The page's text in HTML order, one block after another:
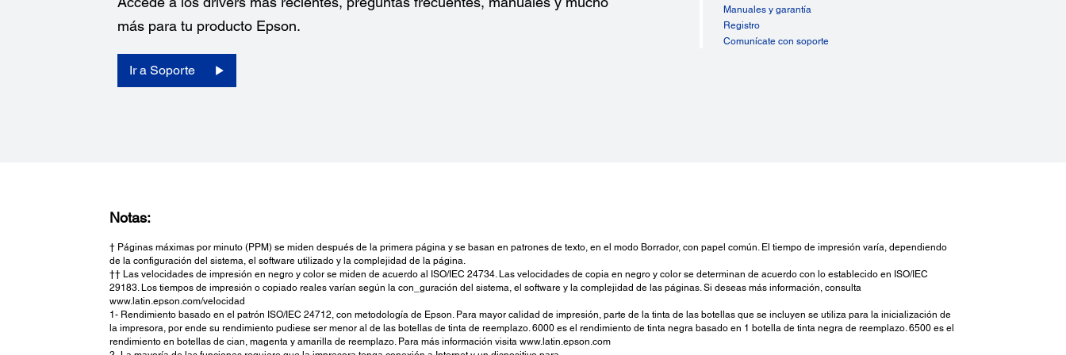
Común, Epson Bright White Paper, Photo Paper Glossy,
Premium Photo Paper Glossy, Ultra Premium Photo Paper
Glossy, Presentation Paper Matte, Premium Presentation
Paper Matte y Premium Presentation Paper Matte doble cara
Pantalla:
2,2" LCD monocromática
Lenguaje de la Impresora:
ESC/P-R
Software Incluido:
Drivers de impresora Epson, Epson Scan
Voltaje Nominal:
220V
Frecuencia Nominal:
50 – 60 Hz
Corriente Nominal:
0,3A
Consumo de Energía:
más para tu producto Epson.
Ir a Soporte
Manuales y garantía
Registro
Comunícate con soporte
Notas:
† Páginas máximas por minuto (PPM) se miden después de la primera página y se basan en patrones de texto, en el modo Borrador, con papel común. El tiempo de impresión varía, dependiendo
de la configuración del sistema, el software utilizado y la complejidad de la página.
†† Las velocidades de impresión en negro y color se miden de acuerdo al ISO/IEC 24734. Las velocidades de copia en negro y color se determinan de acuerdo con lo establecido en ISO/IEC
29183. Los tiempos de impresión o copiado reales varían según la con_guración del sistema, el software y la complejidad de las páginas. Si deseas más información, consulta
www.latin.epson.com/velocidad
1- Rendimiento basado en el patrón ISO/IEC 24712, con metodología de Epson. Para mayor calidad de impresión, parte de la tinta de las botellas que se incluyen se utiliza para la inicialización de
la impresora, por ende su rendimiento pudiese ser menor al de las botellas de tinta de reemplazo. 6000 es el rendimiento de tinta negra basado en 1 botella de tinta negra de reemplazo. 6500 es el
rendimiento en botellas de cian, magenta y amarilla de reemplazo. Para más información visita www.latin.epson.com